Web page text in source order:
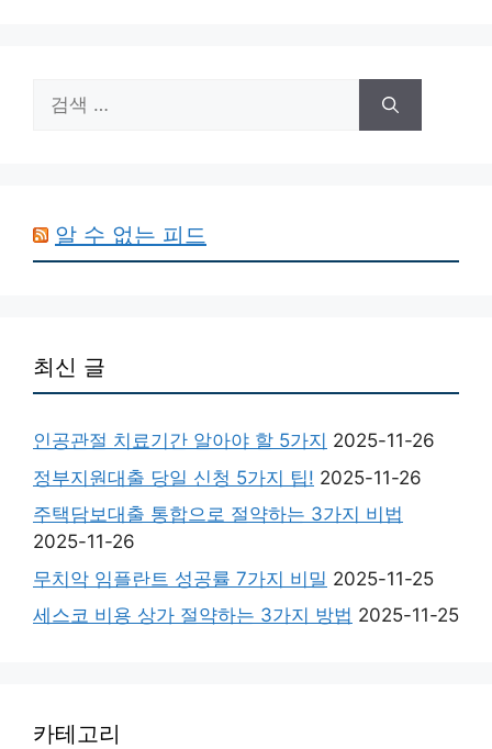
색:
알 수 없는 피드
최신 글
인공관절 치료기간 알아야 할 5가지 2025-11-26
정부지원대출 당일 신청 5가지 팁! 2025-11-26
주택담보대출 통합으로 절약하는 3가지 비법
2025-11-26
무치악 임플란트 성공률 7가지 비밀 2025-11-25
세스코 비용 상가 절약하는 3가지 방법 2025-11-25
카테고리